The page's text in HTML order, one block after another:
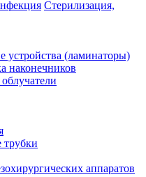
Стерилизация,
устройства (ламинаторы)
наконечников
аппаратов